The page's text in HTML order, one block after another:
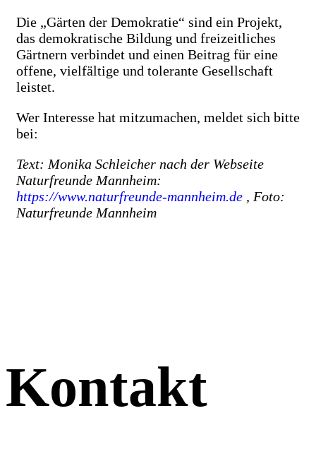
Die „Gärten der Demokratie“ sind ein Projekt,
das demokratische Bildung und freizeitliches
Gärtnern verbindet und einen Beitrag für eine
offene, vielfältige und tolerante Gesellschaft
leistet.
Wer Interesse hat mitzumachen, meldet sich bitte
bei:
Text: Monika Schleicher nach der Webseite
Naturfreunde Mannheim:
https://www.naturfreunde-mannheim.de , Foto:
Naturfreunde Mannheim
Kontakt